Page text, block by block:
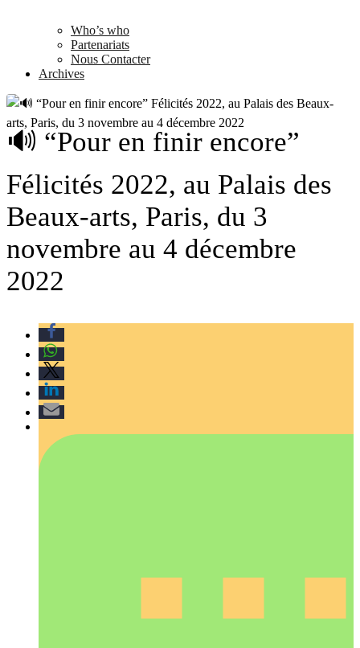
Who’s who
Partenariats
Nous Contacter
Archives
🔊 “Pour en finir encore”
Félicités 2022, au Palais des
Beaux-arts, Paris, du 3
novembre au 4 décembre
2022